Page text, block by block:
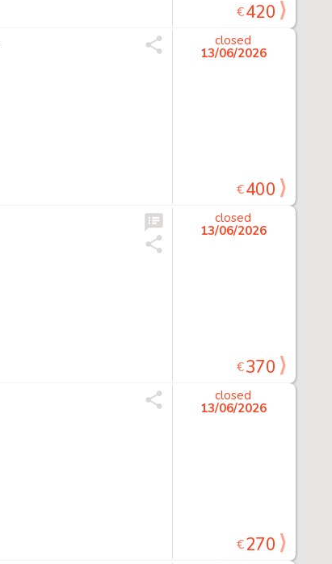
€420
closed
13/06/2026
€400
closed
13/06/2026
€370
closed
13/06/2026
€270